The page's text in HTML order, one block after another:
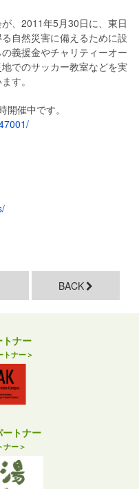
、2011年5月30日に、東日
自然災害に備えるために設
義援金やチャリティーオー
でのサッカー教室などを実
す。
催中です。
BACK
ナー
トナー＞
トナー
ナー＞